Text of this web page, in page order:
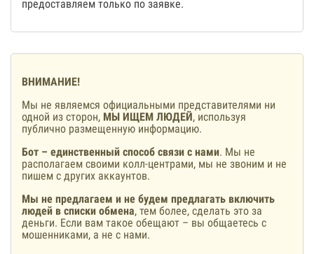
предоставляем только по заявке.
ВНИМАНИЕ!
Мы не являемся официальными представителями ни
одной из сторон, МЫ ИЩЕМ ЛЮДЕЙ, используя
публично размещенную информацию.
Бот – единственный способ связи с нами. Мы не
располагаем своими колл-центрами, мы не звоним и не
пишем с других аккаунтов.
Мы не предлагаем и не будем предлагать включить
людей в списки обмена, тем более, сделать это за
деньги. Если вам такое обещают – вы общаетесь с
мошенниками, а не с нами.